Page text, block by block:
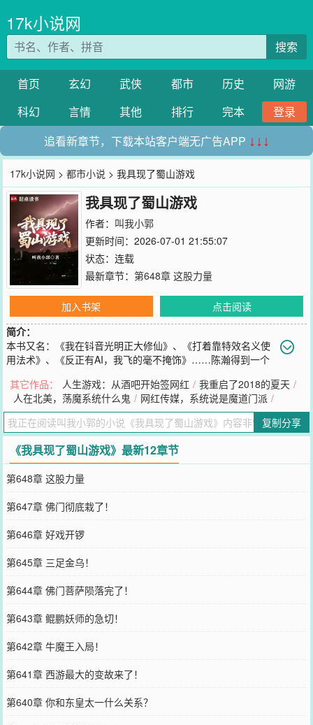
17k小说网
搜索
首页 玄幻 武侠 都市 历史
网游
科幻
言情 其他 排行 完本
登录
追看新章节，下载本站客户端无广告APP ↓↓↓
17k小说网 >都市小说 > 我具现了蜀山游戏
我具现了蜀山游戏
作者： 叫我小郭
更新时间：2026-07-01 21:55:07
状态：连载
最新章节： 第648章 这股力量
加入书架
点击阅读
简介：
本书又名：《我在钭音光明正大修仙》、《打着靠特效名义使
用法术》、《反正有AI，我飞的毫不掩饰》……陈瀚得到一个
功，所以游戏系统变的有些奇奇怪怪了。【犬妖已经到了面前，肆意
释放着浓烈的妖气，请尽快驱逐犬妖！】陈瀚满脸懵逼的看着墙角抬
着一条腿撒尿的小土狗，这只是村里那只流浪狗。【家族长老已经出
现，并在一旁为你列阵，请尽快驱逐犬妖！】陈瀚又看了一眼在一旁
乐呵的看着一人一狗对峙的小老太，那是他婶奶。…多年后，陈瀚成
功御剑飞行，飞上云霄，并且拍了个视频上传了钭音。网友：“哇，博
主的特效越来越逼真了。”“这明明是ai，现在这ai真的是牛皮。”各国卫
星却同一时间检测到了不明能量体在快速移动！
您要是觉得《 我具现了蜀山游戏
微博微信里的朋友推荐哦！
其它作品： 人生游戏：从酒吧开始签网红 / 我重启了2018的夏天 /
人在北美，荡魔系统什么鬼 / 网红传媒，系统说是魔道门派 /
复制分享
《我具现了蜀山游戏》最新12章节
第648章 这股力量
第647章 佛门彻底栽了！
第646章 好戏开锣
第645章 三足金乌！
第644章 佛门菩萨陨落完了！
第643章 鲲鹏妖师的急切！
第642章 牛魔王入局！
第641章 西游最大的变故来了！
第640章 你和东皇太一什么关系？